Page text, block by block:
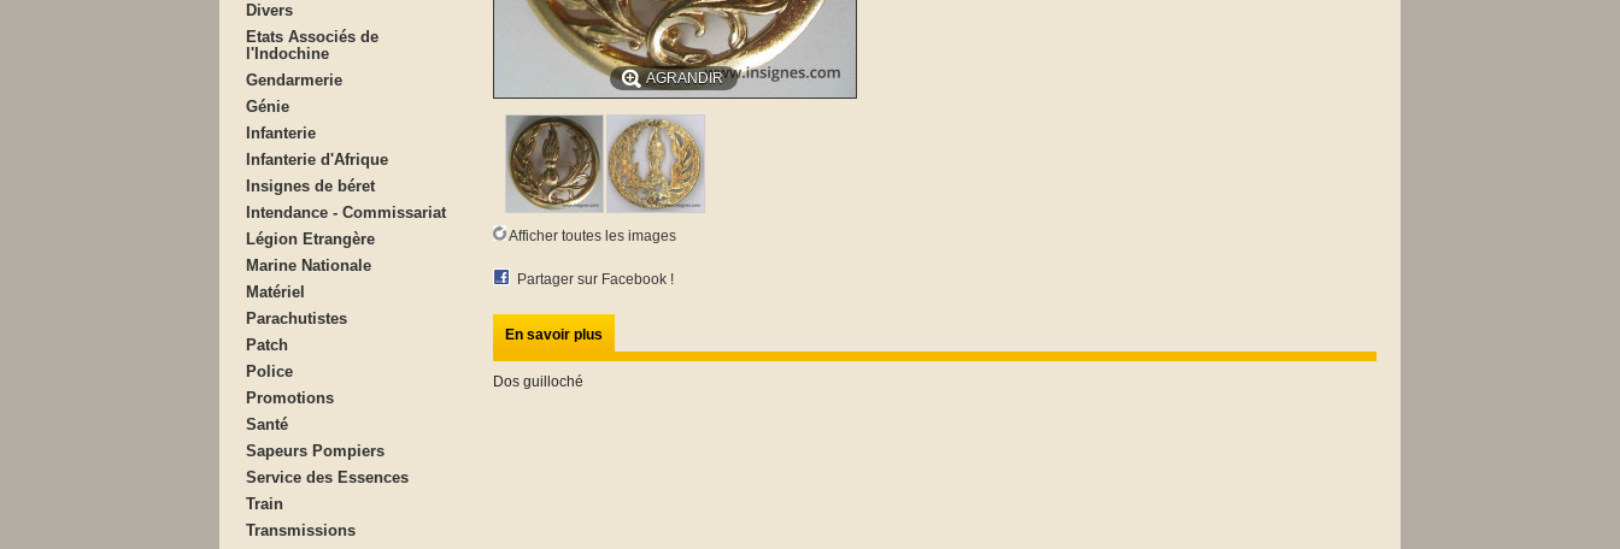
Divers
Etats Associés de
l'Indochine
Gendarmerie
Génie
Infanterie
Infanterie d'Afrique
Insignes de béret
Intendance - Commissariat
Légion Etrangère
Marine Nationale
Matériel
Parachutistes
Patch
Police
Promotions
Santé
Sapeurs Pompiers
Service des Essences
Train
Transmissions
AGRANDIR
Afficher toutes les images
Partager sur Facebook !
En savoir plus
Dos guilloché